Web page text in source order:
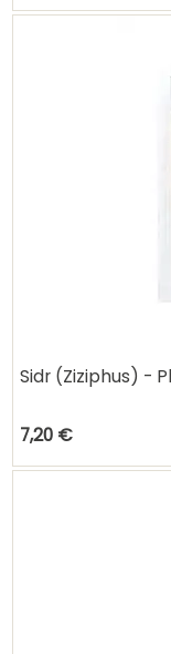
Sidr (Ziziphus) -
7,20 €